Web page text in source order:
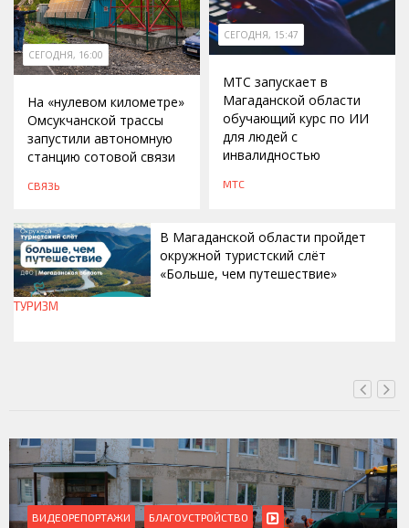
СЕГОДНЯ, 16:00
На «нулевом километре»
Омсукчанской трассы
запустили автономную
станцию сотовой связи
СВЯЗЬ
СЕГОДНЯ, 15:47
МТС запускает в
Магаданской области
обучающий курс по ИИ
для людей с
инвалидностью
МТС
В Магаданской области пройдет
окружной туристский слёт
«Больше, чем путешествие»
ТУРИЗМ
ВИДЕОРЕПОРТАЖИ БЛАГОУСТРОЙСТВО